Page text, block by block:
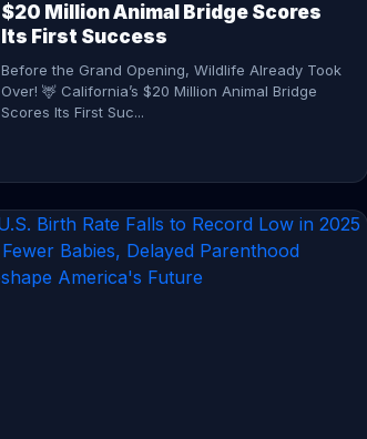
$20 Million Animal Bridge Scores
Its First Success
Before the Grand Opening, Wildlife Already Took
Over! 🦌 California’s $20 Million Animal Bridge
Scores Its First Suc...